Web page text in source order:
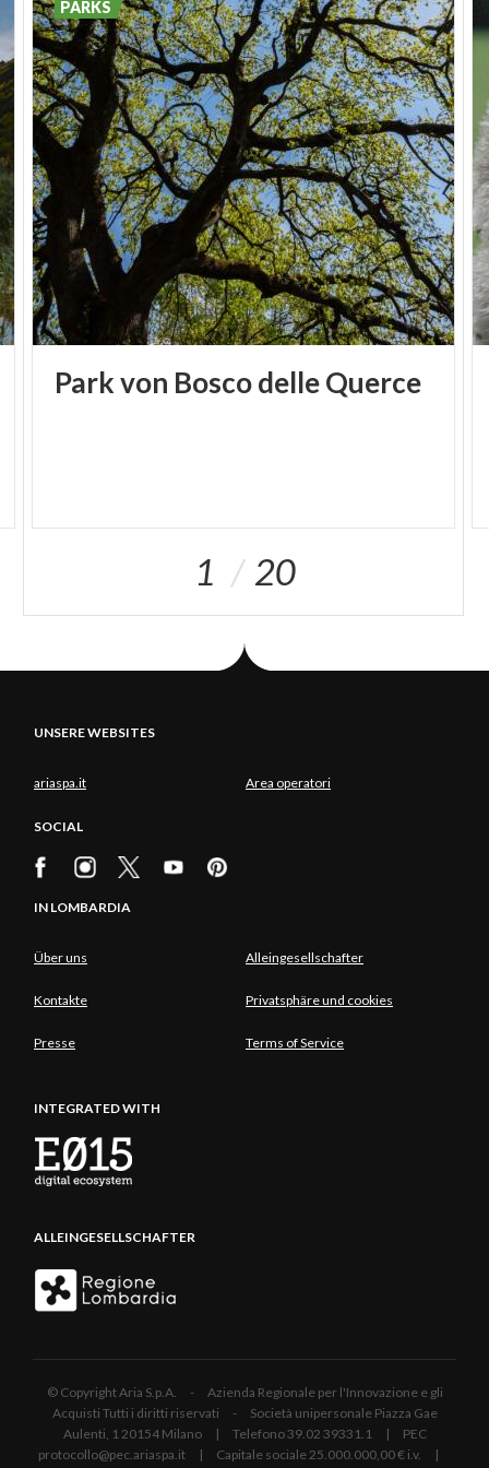
Zugänglichkeit für Tiere schwierig gemacht, die
nicht wie Vögel eine große Mobilität haben.
Insbesondere das Vorhandensein von stark
störenden, linear entwickelten Infrastrukturen, wie
derSuperstrada Mailand-Meda, unterbricht die
Umweltkontinuität und behindert die
Bewegungsfreiheit der Wildtiere stark.
Parkvon BoscodelleQuerce
PARKS
1 20
UNSERE WEBSITES
ariaspa.it Area operatori
SOCIAL
IN LOMBARDIA
Über uns Alleingesellschafter
Kontakte Privatsphäre und cookies
Presse Terms of Service
INTEGRATED WITH
ALLEINGESELLSCHAFTER
© Copyright Aria S.p.A. - Azienda Regionale per l'Innovazione e gli
Acquisti Tutti i diritti riservati - Società unipersonale Piazza Gae
Aulenti, 1 20154 Milano | Telefono 39.02 39331.1 | PEC
protocollo@pec.ariaspa.it | Capitale sociale 25.000.000,00 € i.v. |